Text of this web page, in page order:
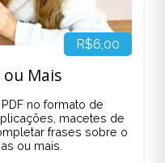
R$6,00
Mais
no formato de
macetes de
frases sobre o
ou mais.